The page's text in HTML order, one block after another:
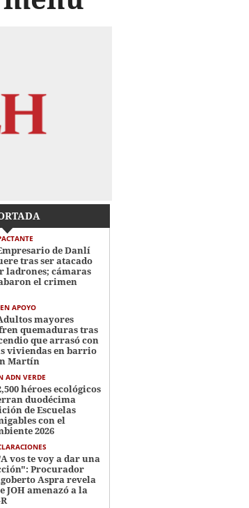
de Danlí
tras ser atacado
ladrones; cámaras
el crimen
APOYO
mayores
quemaduras tras
que arrasó con
viviendas en barrio
Martín
ADN VERDE
héroes ecológicos
duodécima
de Escuelas
con el
2026
vos te voy a dar una
Procurador
Aspra revela
JOH amenazó a la